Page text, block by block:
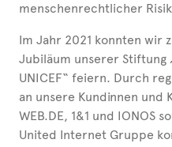
menschenrechtlicher
Im Jahr 2021 konnten wir
Jubiläum unserer
UNICEF“ feiern. Durch
an unsere Kundinnen und
WEB.DE, 1&1 und IONOS
United Internet Gruppe